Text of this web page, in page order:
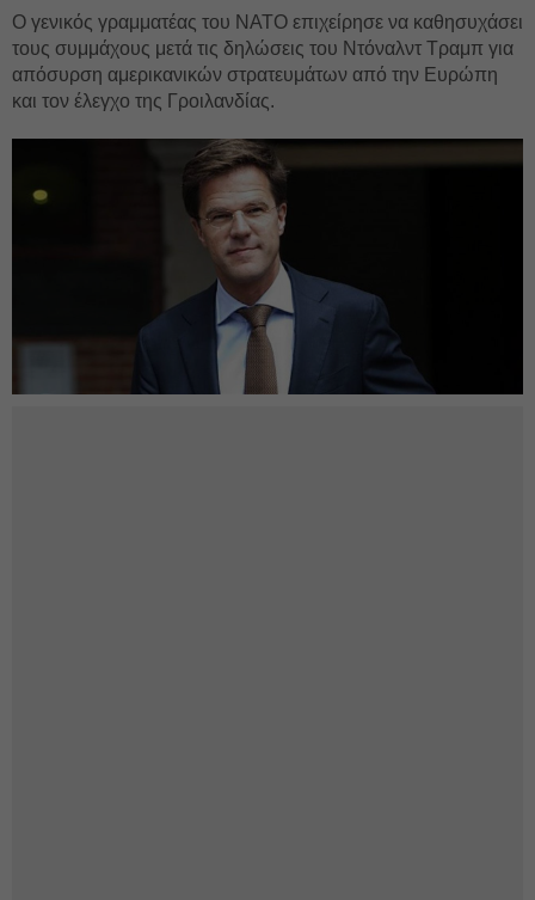
Ο γενικός γραμματέας του ΝΑΤΟ επιχείρησε να καθησυχάσει
τους συμμάχους μετά τις δηλώσεις του Ντόναλντ Τραμπ για
απόσυρση αμερικανικών στρατευμάτων από την Ευρώπη
και τον έλεγχο της Γροιλανδίας.